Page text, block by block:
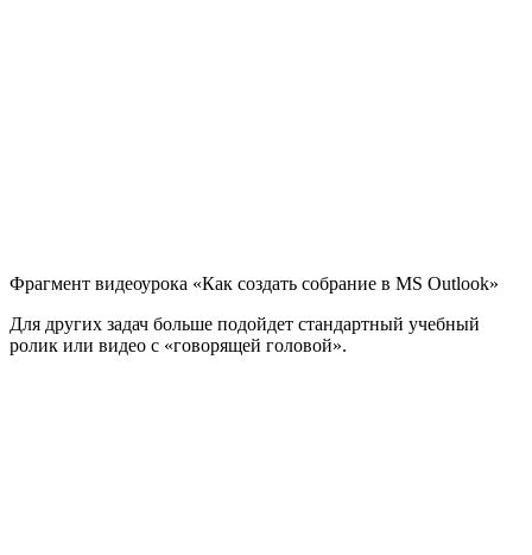
Фрагмент видеоурока «Как создать собрание в MS Outlook»
Для других задач больше подойдет стандартный учебный
ролик или видео с «говорящей головой».​​